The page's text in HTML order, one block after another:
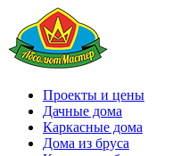
Проекты и цены
Дачные дома
Каркасные дома
Дома из бруса